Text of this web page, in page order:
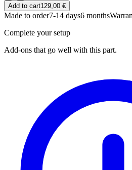
Add to cart129,00 €
Made to order7-14 days6 months
Complete your setup
Add-ons that go well with this part.